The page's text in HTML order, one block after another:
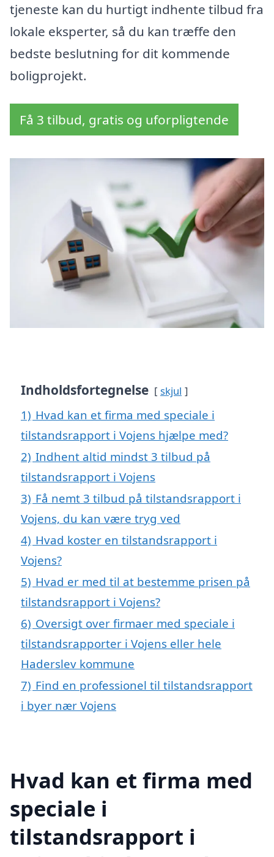
tjeneste kan du hurtigt indhente tilbud fra
lokale eksperter, så du kan træffe den
bedste beslutning for dit kommende
boligprojekt.
Få 3 tilbud, gratis og uforpligtende
Indholdsfortegnelse skjul
1) Hvad kan et firma med speciale i
tilstandsrapport i Vojens hjælpe med?
2) Indhent altid mindst 3 tilbud på
tilstandsrapport i Vojens
3) Få nemt 3 tilbud på tilstandsrapport i
Vojens, du kan være tryg ved
4) Hvad koster en tilstandsrapport i
Vojens?
5) Hvad er med til at bestemme prisen på
tilstandsrapport i Vojens?
6) Oversigt over firmaer med speciale i
tilstandsrapporter i Vojens eller hele
Haderslev kommune
7) Find en professionel til tilstandsrapport
i byer nær Vojens
Hvad kan et firma med
speciale i
tilstandsrapport i